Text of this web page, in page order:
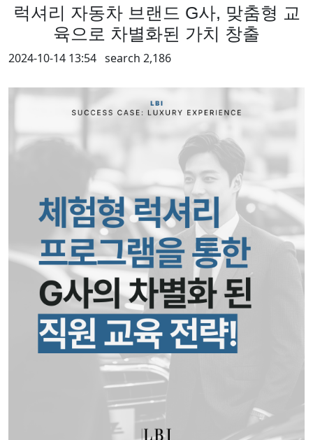
럭셔리 자동차 브랜드 G사, 맞춤형 교
육으로 차별화된 가치 창출
2024-10-14 13:54 search 2,186
Contents